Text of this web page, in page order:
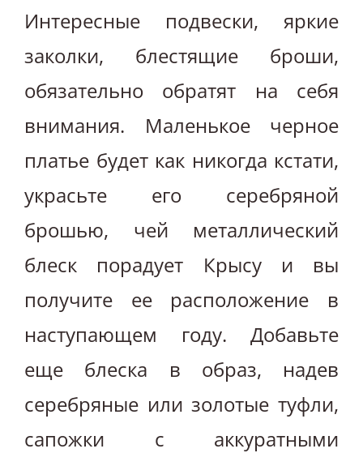
Интересные подвески, яркие
заколки, блестящие броши,
обязательно обратят на себя
внимания. Маленькое черное
платье будет как никогда кстати,
украсьте его серебряной
брошью, чей металлический
блеск порадует Крысу и вы
получите ее расположение в
наступающем году. Добавьте
еще блеска в образ, надев
серебряные или золотые туфли,
сапожки с аккуратными